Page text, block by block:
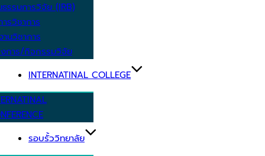
รรมการวิจัย (IRB)
รวิชาการ
นวิชาการ
งการ/กิจกรรมวิจัย
INTERNATINAL COLLEGE
รอบรั้ววิทยาลัย